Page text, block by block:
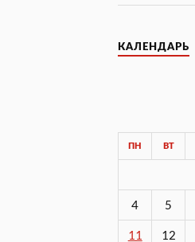
КАЛЕНДАРЬ
ПН ВТ
4 5
11 12